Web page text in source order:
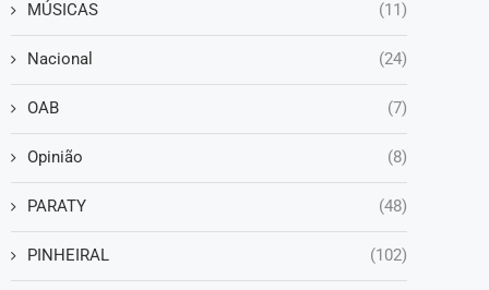
MÚSICAS (11)
Nacional (24)
OAB (7)
Opinião (8)
PARATY (48)
PINHEIRAL (102)